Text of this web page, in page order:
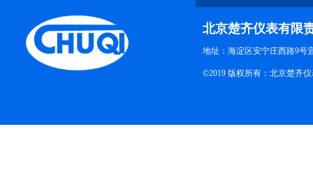
北京楚齐仪表有限
地址：海淀区安宁庄西路9号
©2019 版权所有：北京楚齐